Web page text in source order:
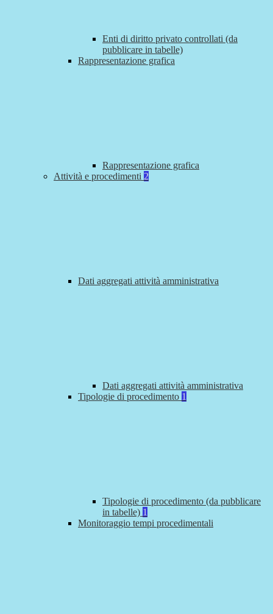
Enti di diritto privato controllati (da
pubblicare in tabelle)
Rappresentazione grafica
Rappresentazione grafica
Attività e procedimenti 2
Dati aggregati attività amministrativa
Dati aggregati attività amministrativa
Tipologie di procedimento 1
Tipologie di procedimento (da pubblicare
in tabelle) 1
Monitoraggio tempi procedimentali